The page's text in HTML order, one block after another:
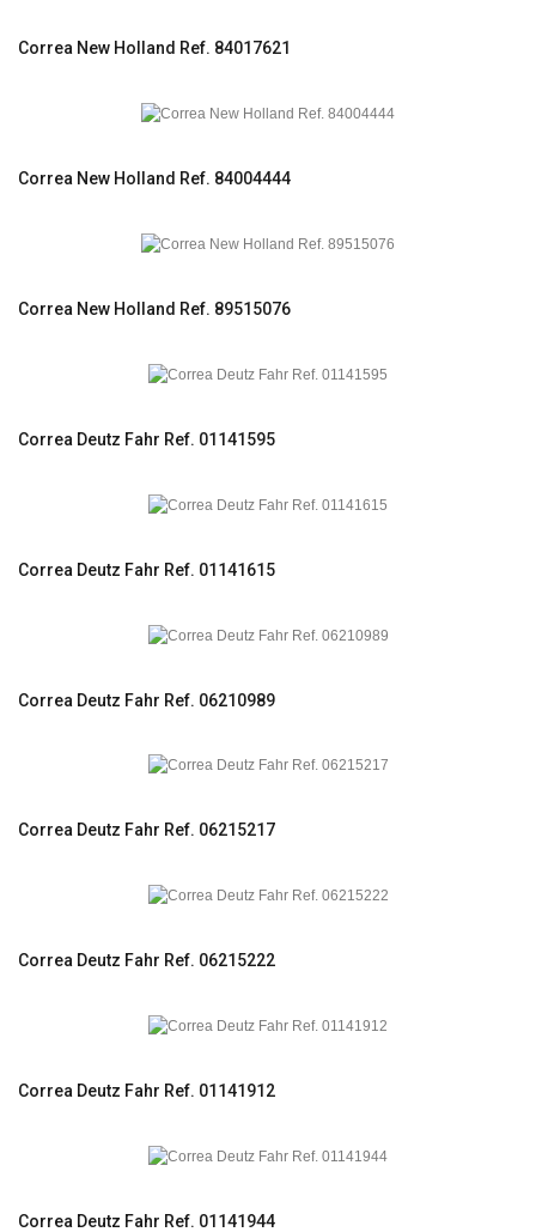
Correa New Holland Ref. 84017621
Correa New Holland Ref. 84004444
Correa New Holland Ref. 89515076
Correa Deutz Fahr Ref. 01141595
Correa Deutz Fahr Ref. 01141615
Correa Deutz Fahr Ref. 06210989
Correa Deutz Fahr Ref. 06215217
Correa Deutz Fahr Ref. 06215222
Correa Deutz Fahr Ref. 01141912
Correa Deutz Fahr Ref. 01141944